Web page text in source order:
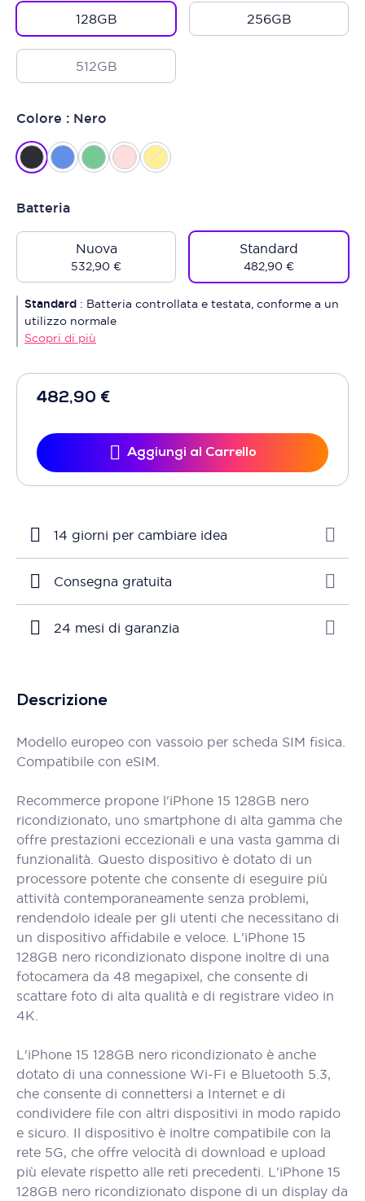
482,90 €
Aggiungi al Carrello
128GB 256GB
512GB
Colore : Nero
Batteria
Nuova
532,90 €
Standard
482,90 €
Standard : Batteria controllata e testata, conforme a un
utilizzo normale
Scopri di più
14 giorni per cambiare idea
Consegna gratuita
24 mesi di garanzia
Descrizione
Modello europeo con vassoio per scheda SIM fisica.
Compatibile con eSIM.
Recommerce propone l'iPhone 15 128GB nero
ricondizionato, uno smartphone di alta gamma che
offre prestazioni eccezionali e una vasta gamma di
funzionalità. Questo dispositivo è dotato di un
processore potente che consente di eseguire più
attività contemporaneamente senza problemi,
rendendolo ideale per gli utenti che necessitano di
un dispositivo affidabile e veloce. L'iPhone 15
128GB nero ricondizionato dispone inoltre di una
fotocamera da 48 megapixel, che consente di
scattare foto di alta qualità e di registrare video in
4K.
L'iPhone 15 128GB nero ricondizionato è anche
dotato di una connessione Wi-Fi e Bluetooth 5.3,
che consente di connettersi a Internet e di
condividere file con altri dispositivi in modo rapido
e sicuro. Il dispositivo è inoltre compatibile con la
rete 5G, che offre velocità di download e upload
più elevate rispetto alle reti precedenti. L'iPhone 15
128GB nero ricondizionato dispone di un display da